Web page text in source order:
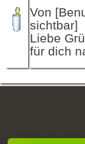
Von
sichtbar]
Liebe
für dich